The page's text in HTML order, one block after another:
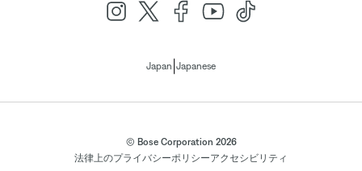
Japan Japanese
© Bose Corporation 2026
法律上のプライバシーポリシーアクセシビリティ